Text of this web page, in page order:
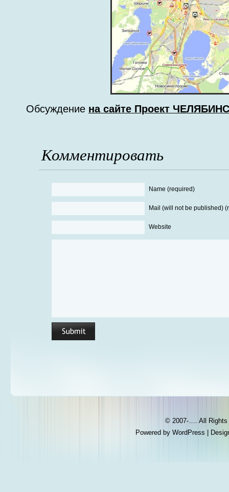
Обсуждение на сайте Проект
Комментировать
Name (required)
Mail (will not be published)
Website
© 2007-…. All
Powered by WordPress |